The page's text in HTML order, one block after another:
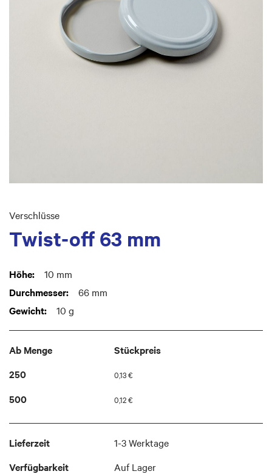
the
beginning
of
images
gallery
Verschlüsse
Twist-off 63 mm
Weitere
Informationen
10 mm
66 mm
10 g
Ab Menge
Stückpreis
250
0,13 €
500 0,12 €
Lieferzeit
1-3 Werktage
Verfügbarkeit
Auf Lager